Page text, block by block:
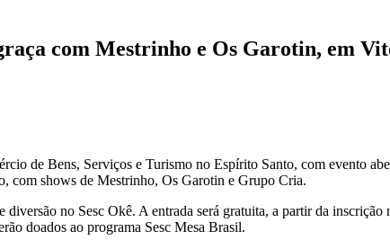
com Mestrinho e Os Garotin, em
de Bens, Serviços e Turismo no Espírito Santo, com evento
com shows de Mestrinho, Os Garotin e Grupo Cria.
no Sesc Okê. A entrada será gratuita, a partir da inscrição
doados ao programa Sesc Mesa Brasil.